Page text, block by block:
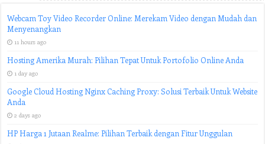
Webcam Toy Video Recorder Online: Merekam Video dengan Mudah dan
Menyenangkan
11 hours ago
Hosting Amerika Murah: Pilihan Tepat Untuk Portofolio Online Anda
1 day ago
Google Cloud Hosting Nginx Caching Proxy: Solusi Terbaik Untuk Website
Anda
2 days ago
HP Harga 1 Jutaan Realme: Pilihan Terbaik dengan Fitur Unggulan